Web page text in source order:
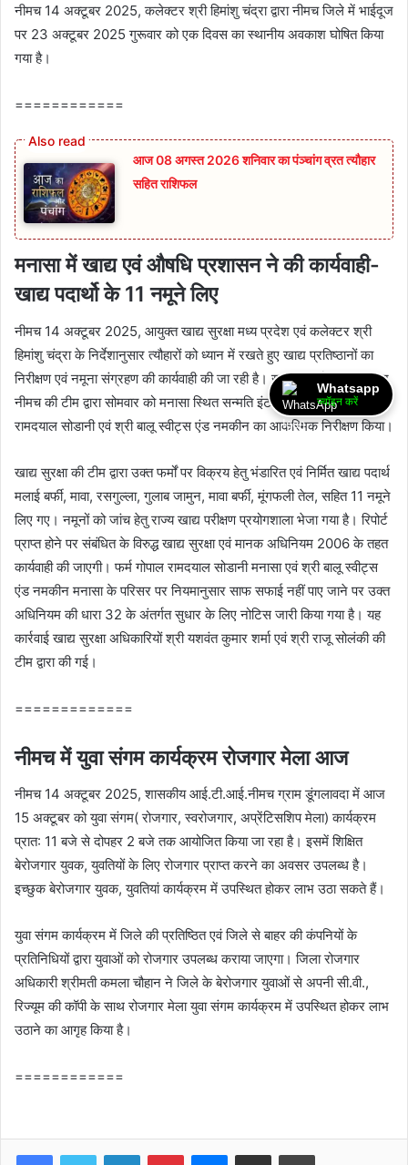
नीमच 14 अक्‍टूबर 2025, कलेक्‍टर श्री हिमांशु चंद्रा द्वारा नीमच जिले में भाईदूज
पर 23 अक्‍टूबर 2025 गुरूवार को एक दिवस का स्‍थानीय अवकाश घोषित किया
गया है।
============
आज 08 अगस्त 2026‌ शनिवार का पंञ्चांग व्रत त्यौहार
सहित राशिफल
मनासा में खाद्य एवं औषधि प्रशासन ने की कार्यवाही-
खाद्य पदार्थो के 11 नमूने लिए
नीमच 14 अक्टूबर 2025, आयुक्त खाद्य सुरक्षा मध्य प्रदेश एवं कलेक्टर श्री
हिमांशु चंद्रा के निर्देशानुसार त्यौहारों को ध्यान में रखते हुए खाद्य प्रतिष्ठानों का
निरीक्षण एवं नमूना संग्रहण की कार्यवाही की जा रही है। खाद्य एवं औषधि प्रशासन
नीमच की टीम द्वारा सोमवार को मनासा स्थित सन्मति इंटरप्राइसेज, गोपाल
रामदयाल सोडानी एवं श्री बालू स्वीट्स एंड नमकीन का आकस्मिक निरीक्षण किया।
खाद्य सुरक्षा की टीम द्वारा उक्त फर्मों पर विक्रय हेतु भंडारि‍त एवं निर्मित खाद्य पदार्थ
मलाई बर्फी, मावा, रसगुल्ला, गुलाब जामुन, मावा बर्फी, मूंगफली तेल, सहित 11 नमूने
लिए गए। नमूनों को जांच हेतु राज्य खाद्य परीक्षण प्रयोगशाला भेजा गया है। रिपोर्ट
प्राप्त होने पर संबंधित के विरुद्ध खाद्य सुरक्षा एवं मानक अधिनियम 2006 के तहत
कार्यवाही की जाएगी। फर्म गोपाल रामदयाल सोडानी मनासा एवं श्री बालू स्वीट्स
एंड नमकीन मनासा के परिसर पर नियमानुसार साफ सफाई नहीं पाए जाने पर उक्त
अधिनियम की धारा 32 के अंतर्गत सुधार के लिए नोटिस जारी किया गया है। यह
कार्रवाई खाद्य सुरक्षा अधिकारियों श्री यशवंत कुमार शर्मा एवं श्री राजू सोलंकी की
टीम द्वारा की गई।
=============
नीमच में युवा संगम कार्यक्रम रोजगार मेला आज
नीमच 14 अक्‍टूबर 2025, शासकीय आई.टी.आई.नीमच ग्राम डूंगलावदा में आज
15 अक्‍टूबर को युवा संगम( रोजगार, स्‍वरोजगार, अप्रेंटिसशिप मेला) कार्यक्रम
प्रात: 11 बजे से दोपहर 2 बजे तक आयोजित किया जा रहा है। इसमें शिक्षित
बेरोजगार युवक, युवतियों के लिए रोजगार प्राप्‍त करने का अवसर उपलब्‍ध है।
इच्‍छुक बेरोजगार युवक, युवतियां कार्यक्रम में उपस्थित होकर लाभ उठा सकते हैं।
युवा संगम कार्यक्रम में जिले की प्रतिष्ठित एवं जिले से बाहर की कंपनियों के
प्रतिनिधियों द्वारा युवाओं को रोजगार उपलब्‍ध कराया जाएगा। जिला रोजगार
अधिकारी श्रीमती कमला चौहान ने जिले के बेरोजगार युवाओं से अपनी सी.वी.,
रिज्‍यूम की कॉपी के साथ रोजगार मेला युवा संगम कार्यक्रम में उपस्थित होकर लाभ
उठाने का आगृह किया है।
============
FacebookTwitter LinkedInPinterestMessenger
Share via Email Print
Whatsapp
ज्वॉइन करें